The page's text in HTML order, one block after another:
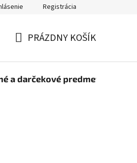
O nás
Registrácia
KOŠÍK
PRÁZDNY KOŠÍK
a darčekové predmety